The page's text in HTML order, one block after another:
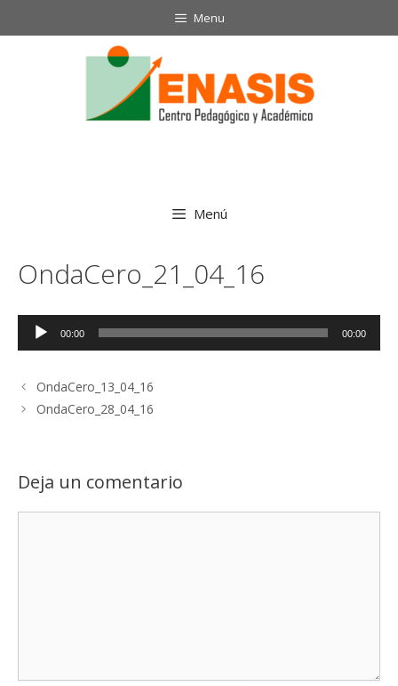
Menu
Menú
OndaCero_21_04_16
Reproductor
00:00 00:00
OndaCero_13_04_16
OndaCero_28_04_16
Deja un comentario